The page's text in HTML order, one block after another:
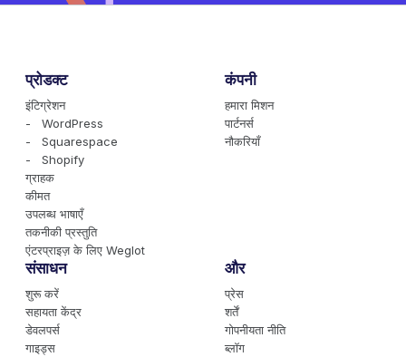
प्रोडक्ट
इंटिग्रेशन
- WordPress
- Squarespace
- Shopify
ग्राहक
कीमत
उपलब्ध भाषाएँ
तकनीकी प्रस्तुति
एंटरप्राइज़ के लिए Weglot
कंपनी
हमारा मिशन
पार्टनर्स
नौकरियाँ
संसाधन
शुरू करें
सहायता केंद्र
डेवलपर्स
गाइड्स
और
प्रेस
शर्तें
गोपनीयता नीति
ब्लॉग